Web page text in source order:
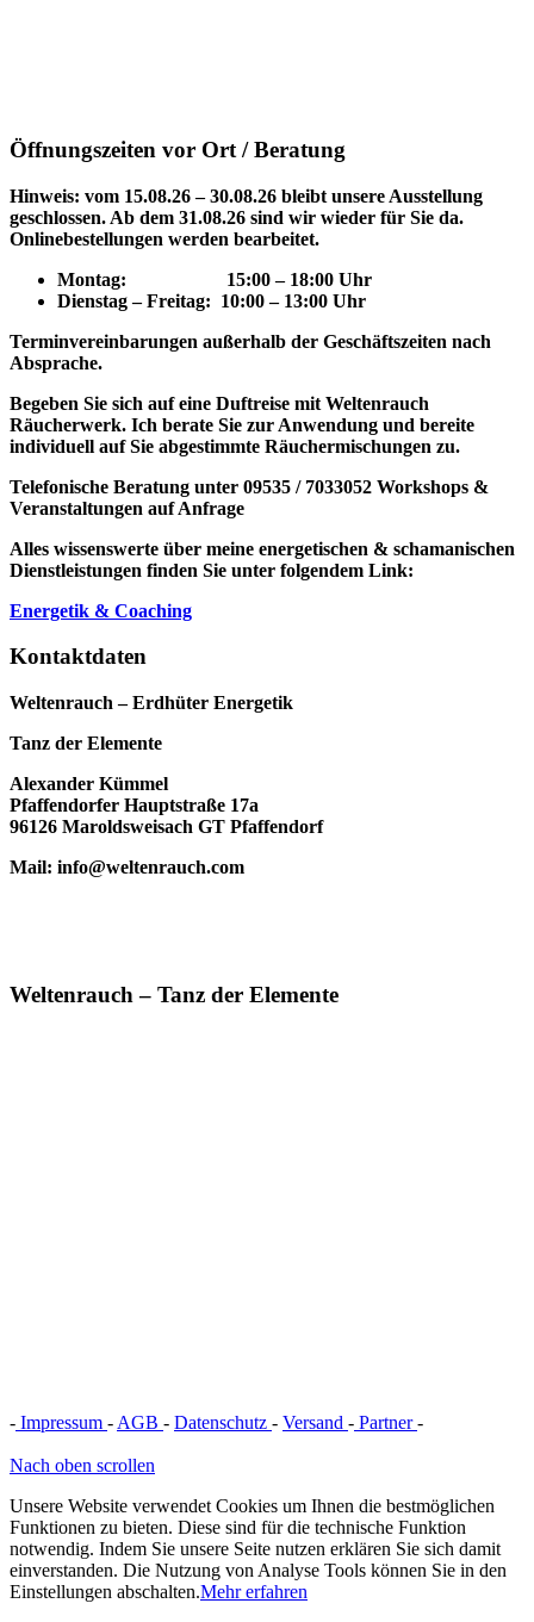
Öffnungszeiten vor Ort / Beratung
Hinweis: vom 15.08.26 – 30.08.26 bleibt unsere Ausstellung
geschlossen. Ab dem 31.08.26 sind wir wieder für Sie da.
Onlinebestellungen werden bearbeitet.
Montag: 15:00 – 18:00 Uhr
Dienstag – Freitag: 10:00 – 13:00 Uhr
Terminvereinbarungen außerhalb der Geschäftszeiten nach
Absprache.
Begeben Sie sich auf eine Duftreise mit Weltenrauch
Räucherwerk. Ich berate Sie zur Anwendung und bereite
individuell auf Sie abgestimmte Räuchermischungen zu.
Telefonische Beratung unter 09535 / 7033052 Workshops &
Veranstaltungen auf Anfrage
Alles wissenswerte über meine energetischen & schamanischen
Dienstleistungen finden Sie unter folgendem Link:
Energetik & Coaching
Kontaktdaten
Weltenrauch – Erdhüter Energetik
Tanz der Elemente
Alexander Kümmel
Pfaffendorfer Hauptstraße 17a
96126 Maroldsweisach GT Pfaffendorf
Mail: info@weltenrauch.com
Weltenrauch – Tanz der Elemente
- Impressum - AGB - Datenschutz - Versand - Partner-
Nach oben scrollen
Unsere Website verwendet Cookies um Ihnen die bestmöglichen
Funktionen zu bieten. Diese sind für die technische Funktion
notwendig. Indem Sie unsere Seite nutzen erklären Sie sich damit
einverstanden. Die Nutzung von Analyse Tools können Sie in den
Einstellungen abschalten.Mehr erfahren